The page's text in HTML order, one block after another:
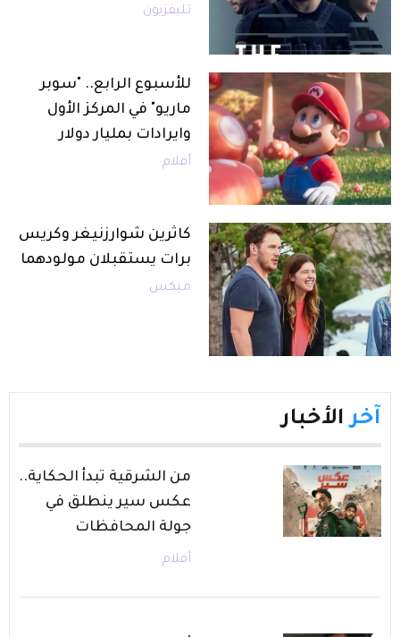
تليفزيون
للأسبوع الرابع.. "سوبر
ماريو" في المركز الأول
وايرادات بمليار دولار
أفلام
كاثرين شوارزنيغر وكريس
برات يستقبلان مولودهما
ميكس
آخر الأخبار
من الشرقية تبدأ الحكاية..
عكس سير ينطلق في
جولة المحافظات
أفلام